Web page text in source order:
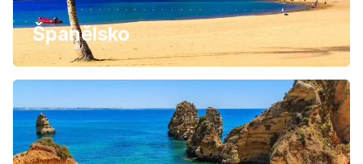
Španělsko